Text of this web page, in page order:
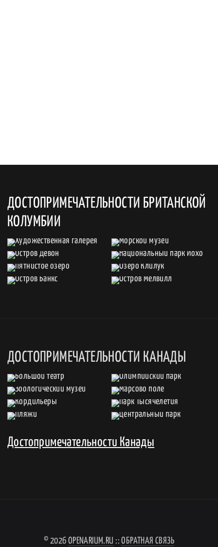
ДОСТОПРИМЕЧАТЕЛЬНОСТИ БРИТАНСКОЙ
КОЛУМБИИ
ДОСТОПРИМЕЧАТЕЛЬНОСТИ КАНАДЫ
Достопримечательности Канады
© 2026 OPENARIUM.RU ::ОБРАТНАЯ СВЯЗЬ